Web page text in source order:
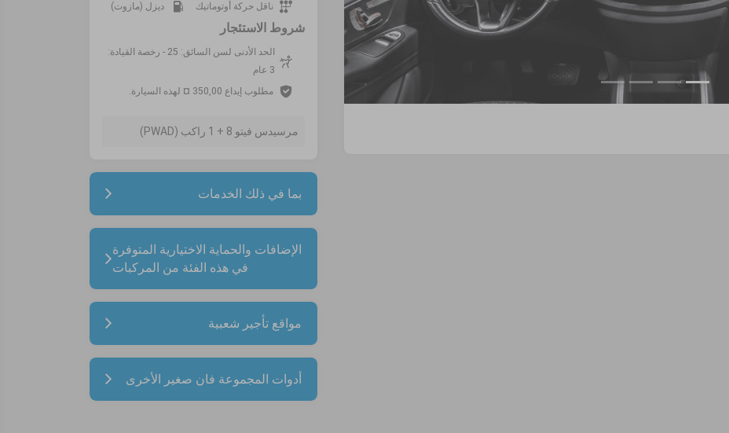
ناقل حركة أوتوماتيك
ديزل (مازوت)
شروط الاستئجار
الحد الأدنى لسن السائق: 25 - رخصة القيادة:
3 عام
مطلوب إيداع 350,00 ¤ لهذه السيارة.
مرسيدس فيتو 8 + 1 راكب (PWAD)
بما في ذلك الخدمات
الإضافات والحماية الاختيارية المتوفرة
في هذه الفئة من المركبات
مواقع تأجير شعبية
أدوات المجموعة فان صغير الأخرى